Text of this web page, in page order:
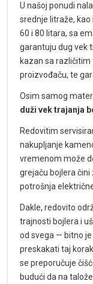
U našoj ponudi
srednje litraže, kao i
60 i 80 litara, sa
garantuju dug vek
kazan sa
proizvođaču, te
Osim samog
duži vek trajanja
Redovitim
nakupljanje
vremenom može
grejaču bojlera
potrošnja
Dakle, redovito
trajnosti bojlera i
od svega — bitno
preskakati taj
se preporučuje
budući da na